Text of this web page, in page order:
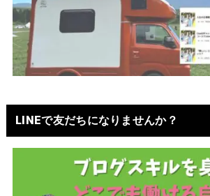
LINEで友だちになりませんか？